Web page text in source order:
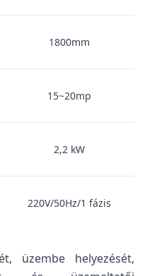
1800mm
15~20mp
2,2 kW
220V/50Hz/1 fázis
üzembe helyezését,